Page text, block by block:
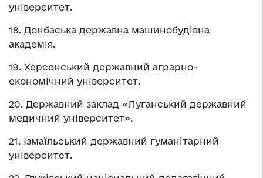
університет.
18. Донбаська державна машинобудівна
академія.
19. Херсонський державний аграрно-
економічний університет.
20. Державний заклад «Луганський державний
медичний університет».
21. Ізмаїльський державний гуманітарний
університет.